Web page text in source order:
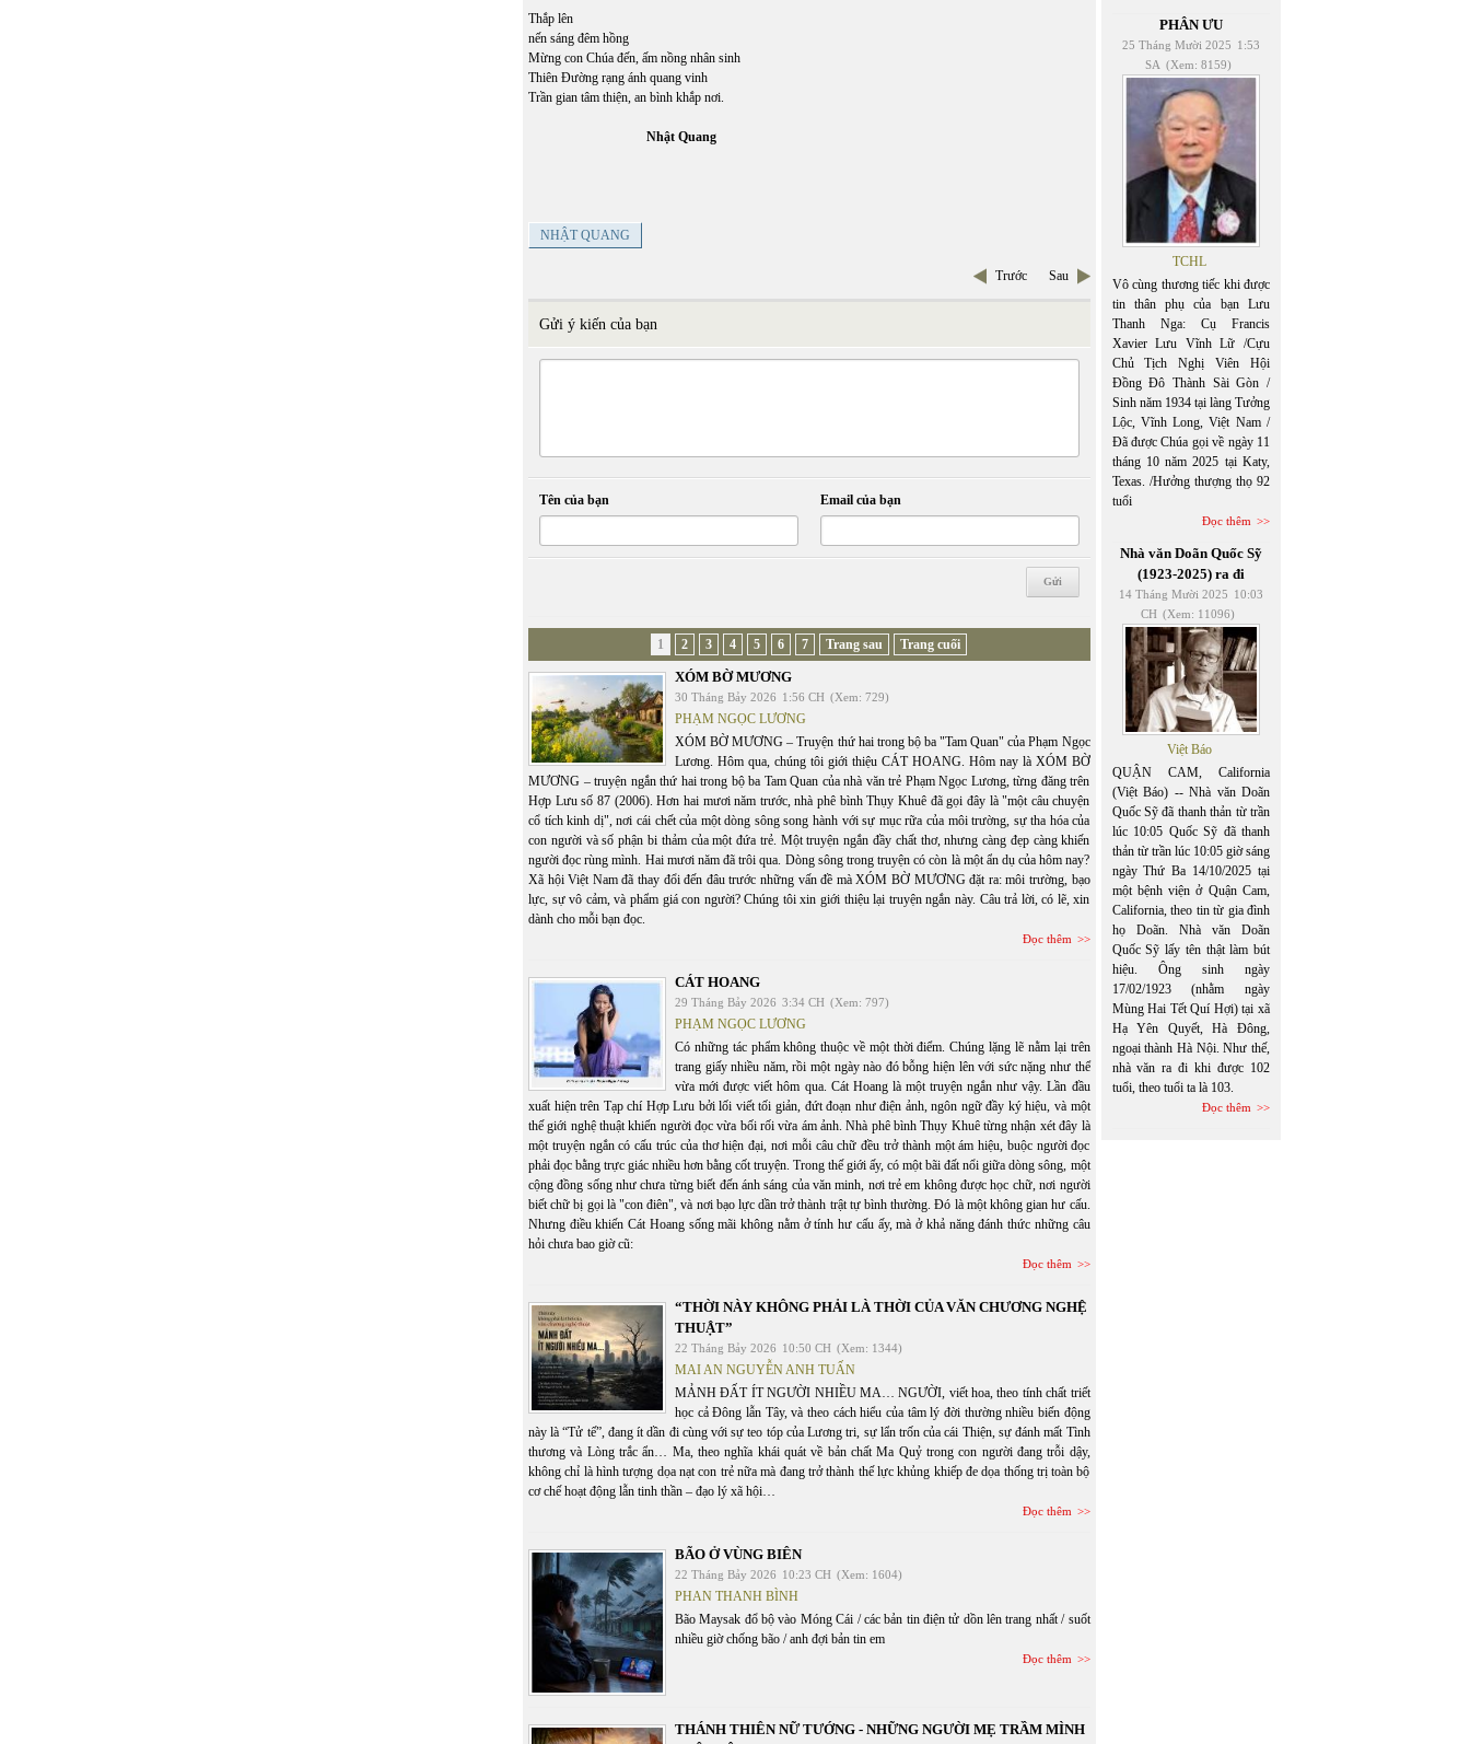
Thắp lên
nến sáng đêm hồng
Mừng con Chúa đến, ấm nồng nhân sinh
Thiên Đường rạng ánh quang vinh
Trần gian tâm thiện, an bình khắp nơi.
Nhật Quang
NHẬT QUANG
Trước Sau
Gửi ý kiến của bạn
Tên của bạn Email của bạn
1 2 3 4 5 6 7 Trang sau Trang cuối
XÓM BỜ MƯƠNG
30 Tháng Bảy 2026 1:56 CH (Xem: 729)
PHẠM NGỌC LƯƠNG
XÓM BỜ MƯƠNG – Truyện thứ hai trong bộ ba "Tam Quan" của Phạm Ngọc
Lương. Hôm qua, chúng tôi giới thiệu CÁT HOANG. Hôm nay là XÓM BỜ
MƯƠNG – truyện ngắn thứ hai trong bộ ba Tam Quan của nhà văn trẻ Phạm Ngọc Lương, từng đăng trên
Hợp Lưu số 87 (2006). Hơn hai mươi năm trước, nhà phê bình Thụy Khuê đã gọi đây là "một câu chuyện
cổ tích kinh dị", nơi cái chết của một dòng sông song hành với sự mục rữa của môi trường, sự tha hóa của
con người và số phận bi thảm của một đứa trẻ. Một truyện ngắn đầy chất thơ, nhưng càng đẹp càng khiến
người đọc rùng mình. Hai mươi năm đã trôi qua. Dòng sông trong truyện có còn là một ẩn dụ của hôm nay?
Xã hội Việt Nam đã thay đổi đến đâu trước những vấn đề mà XÓM BỜ MƯƠNG đặt ra: môi trường, bạo
lực, sự vô cảm, và phẩm giá con người? Chúng tôi xin giới thiệu lại truyện ngắn này. Câu trả lời, có lẽ, xin
dành cho mỗi bạn đọc.
Đọc thêm
CÁT HOANG
29 Tháng Bảy 2026 3:34 CH (Xem: 797)
PHẠM NGỌC LƯƠNG
Có những tác phẩm không thuộc về một thời điểm. Chúng lặng lẽ nằm lại trên
trang giấy nhiều năm, rồi một ngày nào đó bỗng hiện lên với sức nặng như thể
vừa mới được viết hôm qua. Cát Hoang là một truyện ngắn như vậy. Lần đầu
xuất hiện trên Tạp chí Hợp Lưu bởi lối viết tối giản, đứt đoạn như điện ảnh, ngôn ngữ đầy ký hiệu, và một
thế giới nghệ thuật khiến người đọc vừa bối rối vừa ám ảnh. Nhà phê bình Thụy Khuê từng nhận xét đây là
một truyện ngắn có cấu trúc của thơ hiện đại, nơi mỗi câu chữ đều trở thành một ám hiệu, buộc người đọc
phải đọc bằng trực giác nhiều hơn bằng cốt truyện. Trong thế giới ấy, có một bãi đất nổi giữa dòng sông, một
cộng đồng sống như chưa từng biết đến ánh sáng của văn minh, nơi trẻ em không được học chữ, nơi người
biết chữ bị gọi là "con điên", và nơi bạo lực dần trở thành trật tự bình thường. Đó là một không gian hư cấu.
Nhưng điều khiến Cát Hoang sống mãi không nằm ở tính hư cấu ấy, mà ở khả năng đánh thức những câu
hỏi chưa bao giờ cũ:
Đọc thêm
“THỜI NÀY KHÔNG PHẢI LÀ THỜI CỦA VĂN CHƯƠNG NGHỆ
THUẬT”
22 Tháng Bảy 2026 10:50 CH (Xem: 1344)
MAI AN NGUYỄN ANH TUẤN
MẢNH ĐẤT ÍT NGƯỜI NHIỀU MA… NGƯỜI, viết hoa, theo tính chất triết
học cả Đông lẫn Tây, và theo cách hiểu của tâm lý đời thường nhiều biến động
này là “Tử tế”, đang ít dần đi cùng với sự teo tóp của Lương tri, sự lẩn trốn của cái Thiện, sự đánh mất Tình
thương và Lòng trắc ẩn… Ma, theo nghĩa khái quát về bản chất Ma Quỷ trong con người đang trỗi dậy,
không chỉ là hình tượng dọa nạt con trẻ nữa mà đang trở thành thế lực khủng khiếp đe dọa thống trị toàn bộ
cơ chế hoạt động lẫn tinh thần – đạo lý xã hội…
Đọc thêm
BÃO Ở VÙNG BIÊN
22 Tháng Bảy 2026 10:23 CH (Xem: 1604)
PHAN THANH BÌNH
Bão Maysak đổ bộ vào Móng Cái / các bản tin điện tử dồn lên trang nhất / suốt
nhiều giờ chống bão / anh đợi bản tin em
Đọc thêm
THÁNH THIÊN NỮ TƯỚNG - NHỮNG NGƯỜI MẸ TRẦM MÌNH
PHÂN ƯU
25 Tháng Mười 2025 1:53
SA (Xem: 8159)
TCHL
Vô cùng thương tiếc khi được
tin thân phụ của bạn Lưu
Thanh Nga: Cụ Francis
Xavier Lưu Vĩnh Lữ /Cựu
Chủ Tịch Nghị Viên Hội
Đồng Đô Thành Sài Gòn /
Sinh năm 1934 tại làng Tưởng
Lộc, Vĩnh Long, Việt Nam /
Đã được Chúa gọi về ngày 11
tháng 10 năm 2025 tại Katy,
Texas. /Hưởng thượng thọ 92
tuổi
Đọc thêm
Nhà văn Doãn Quốc Sỹ
(1923-2025) ra đi
14 Tháng Mười 2025 10:03
CH (Xem: 11096)
Việt Báo
QUẬN CAM, California
(Việt Báo) -- Nhà văn Doãn
Quốc Sỹ đã thanh thản từ trần
lúc 10:05 Quốc Sỹ đã thanh
thản từ trần lúc 10:05 giờ sáng
ngày Thứ Ba 14/10/2025 tại
một bệnh viện ở Quận Cam,
California, theo tin từ gia đình
họ Doãn. Nhà văn Doãn
Quốc Sỹ lấy tên thật làm bút
hiệu. Ông sinh ngày
17/02/1923 (nhằm ngày
Mùng Hai Tết Quí Hợi) tại xã
Hạ Yên Quyết, Hà Đông,
ngoại thành Hà Nội. Như thế,
nhà văn ra đi khi được 102
tuổi, theo tuổi ta là 103.
Đọc thêm